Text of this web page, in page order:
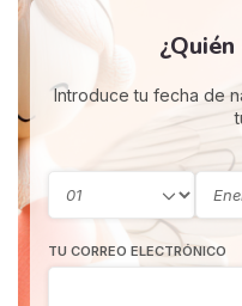
Introduce tu fecha de
TU CORREO ELECTRÓNICO